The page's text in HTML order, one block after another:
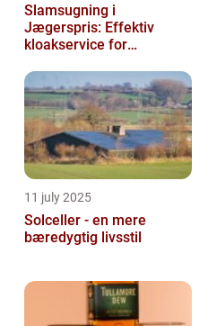
Slamsugning i
Jægerspris: Effektiv
kloakservice for
vedligeholdelse
11 july 2025
Solceller - en mere
bæredygtig livsstil